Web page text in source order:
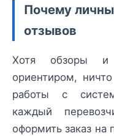
Почему
отзывов
Хотя обзоры и
ориентиром,
работы с
каждый
оформить заказ на